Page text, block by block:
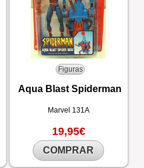
Figuras
Aqua Blast Spiderman
Marvel 131A
19,95€
COMPRAR